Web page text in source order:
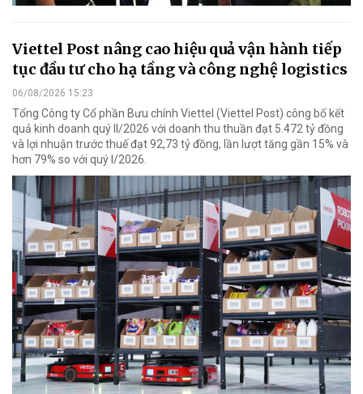
Viettel Post nâng cao hiệu quả vận hành tiếp
tục đầu tư cho hạ tầng và công nghệ logistics
06/08/2026 15:23
Tổng Công ty Cổ phần Bưu chính Viettel (Viettel Post) công bố kết
quả kinh doanh quý II/2026 với doanh thu thuần đạt 5.472 tỷ đồng
và lợi nhuận trước thuế đạt 92,73 tỷ đồng, lần lượt tăng gần 15% và
hơn 79% so với quý I/2026.